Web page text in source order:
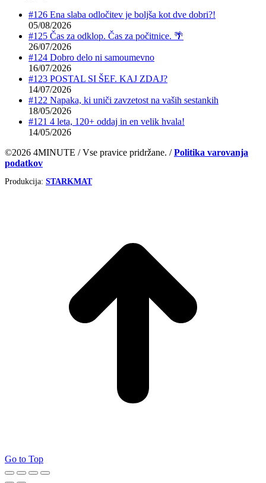
#126 Ena slaba odločitev je boljša kot dve dobri?!
05/08/2026
#125 Čas za odklop. Čas za počitnice. 🌴
26/07/2026
#124 Dobro delo ni samoumevno
16/07/2026
#123 POSTAL SI ŠEF. KAJ ZDAJ?
14/07/2026
#122 Napaka, ki uniči zavzetost na vaših sestankih
18/05/2026
#121 4 leta, 120+ oddaj in en velik hvala!
14/05/2026
©2026 4MINUTE / Vse pravice pridržane. /Politika varovanja
podatkov
Produkcija: STARKMAT
Go to Top